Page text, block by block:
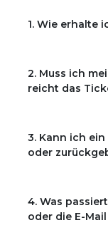
1. Wie erhalte
2. Muss ich
reicht das
3. Kann ich
oder
4. Was
oder die E-